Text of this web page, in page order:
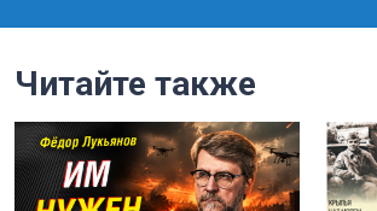
Читайте также